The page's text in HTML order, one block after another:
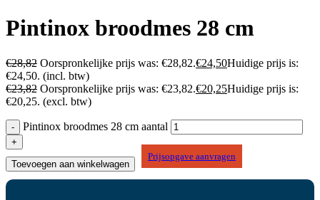
Pintinox broodmes 28 cm
€28,82 Oorspronkelijke prijs was: €28,82.€24,50Huidige prijs is:
€24,50. (incl. btw)
€23,82 Oorspronkelijke prijs was: €23,82.€20,25Huidige prijs is:
€20,25. (excl. btw)
Pintinox broodmes 28 cm aantal
Toevoegen aan winkelwagen
Prijsopgave aanvragen